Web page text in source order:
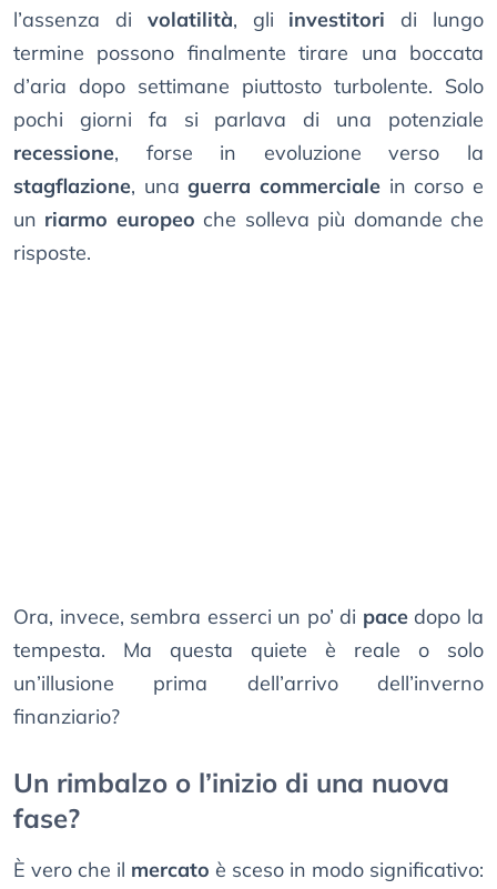
l’assenza di volatilità, gli investitori di lungo
termine possono finalmente tirare una boccata
d’aria dopo settimane piuttosto turbolente. Solo
pochi giorni fa si parlava di una potenziale
recessione, forse in evoluzione verso la
stagflazione, unaguerra commerciale in corso e
un riarmo europeo che solleva più domande che
risposte.
Ora, invece, sembra esserci un po’ di pacedopo la
tempesta. Ma questa quiete è reale o solo
un’illusione prima dell’arrivo dell’inverno
finanziario?
Un rimbalzo o l’inizio di una nuova
fase?
È vero che il mercato è sceso in modo significativo: